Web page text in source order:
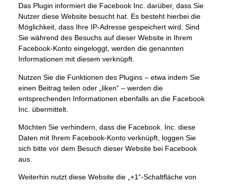
Das Plugin informiert die Facebook Inc. darüber, dass Sie
Nutzer diese Website besucht hat. Es besteht hierbei die
Möglichkeit, dass Ihre IP-Adresse gespeichert wird. Sind
Sie während des Besuchs auf dieser Website in Ihrem
Facebook-Konto eingeloggt, werden die genannten
Informationen mit diesem verknüpft.
Nutzen Sie die Funktionen des Plugins – etwa indem Sie
einen Beitrag teilen oder „liken“ – werden die
entsprechenden Informationen ebenfalls an die Facebook
Inc. übermittelt.
Möchten Sie verhindern, dass die Facebook. Inc. diese
Daten mit Ihrem Facebook-Konto verknüpft, loggen Sie
sich bitte vor dem Besuch dieser Website bei Facebook
aus.
Weiterhin nutzt diese Website die „+1“-Schaltfläche von